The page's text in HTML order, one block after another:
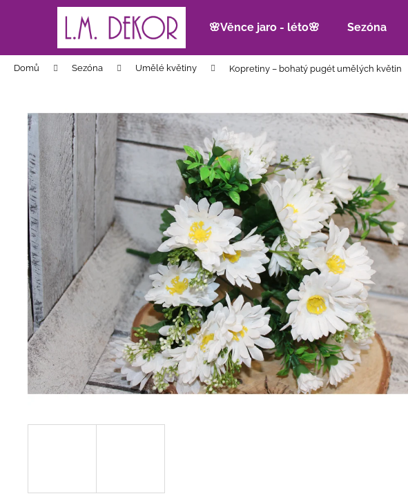
🌸Věnce jaro - léto🌸 Sezóna
Domů Sezóna Umělé květiny Kopretiny – bohatý pugét umělých květin
í
do
do
Co
ELEGANTNÍ LAPAČ SNŮ SE DVĚMA
KRUHYSE DVĚMA KRUHY, KORÁLKY A
JEMNÝMI PEŘÍČKY
258 Kč
SAMETOVÉ STUHY
POVRCHEM
STUHY VE
20 Kč